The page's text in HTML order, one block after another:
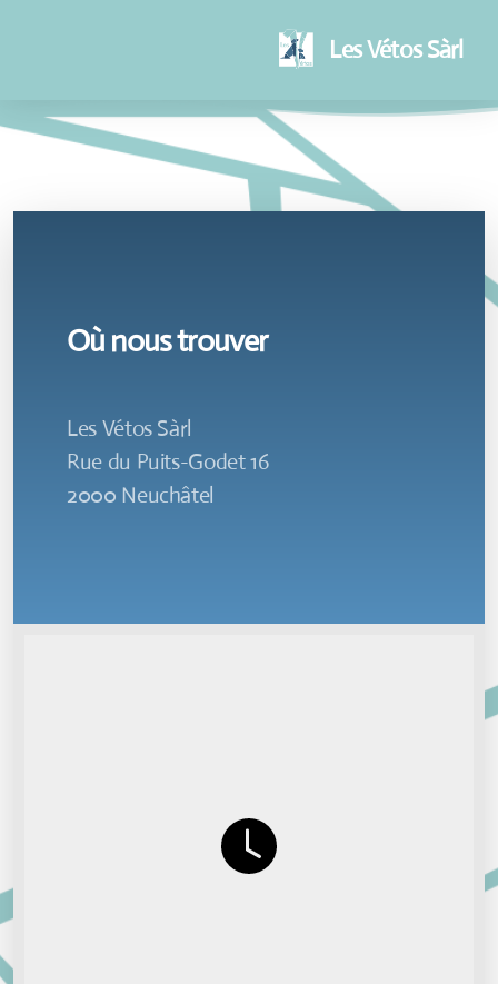
Les Vétos Sàrl
Où nous trouver
Les Vétos Sàrl
Rue du Puits-Godet 16
2000 Neuchâtel